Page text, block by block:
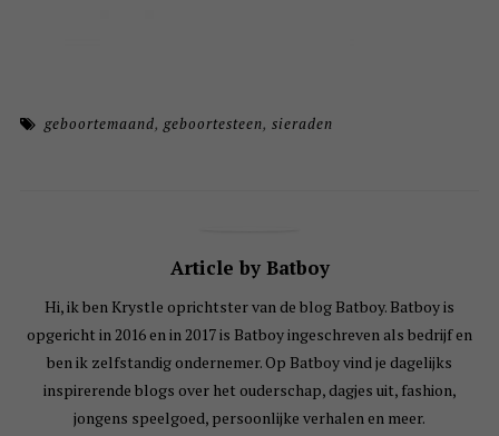
geboortemaand,geboortesteen,sieraden
Article by Batboy
Hi, ik ben Krystle oprichtster van de blog Batboy. Batboy is
opgericht in 2016 en in 2017 is Batboy ingeschreven als bedrijf en
ben ik zelfstandig ondernemer. Op Batboy vind je dagelijks
inspirerende blogs over het ouderschap, dagjes uit, fashion,
jongens speelgoed, persoonlijke verhalen en meer.